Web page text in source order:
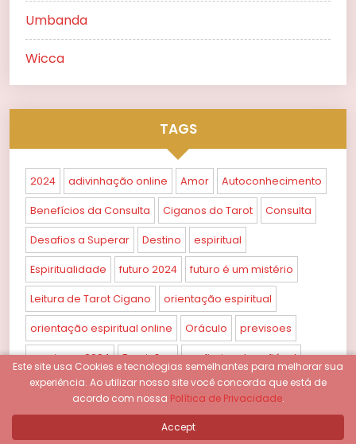
Umbanda
Wicca
TAGS
2024 adivinhação online Amor Autoconhecimento
Benefícios da Consulta Ciganos do Tarot Consulta
Desafios a Superar Destino espiritual
Espiritualidade futuro 2024 futuro é um mistério
Leitura de Tarot Cigano orientação espiritual
orientação espiritual online Oráculo previsoes
previsoes 2024 Previsões profissional confiável
Propósito práticas esotéricas Próximos Anos
Relacionamentos Sabedoria taro Tarot
Este site usa Cookies e tecnologias semelhantes para melhorar sua
experiência. Ao utilizar nosso site você concorda que está de
acordo com nossa Política de Privacidade.
Accept